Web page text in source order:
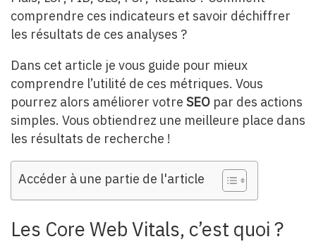
comprendre ces indicateurs et savoir déchiffrer
les résultats de ces analyses ?
Dans cet article je vous guide pour mieux
comprendre l’utilité de ces métriques. Vous
pourrez alors améliorer votre SEO par des actions
simples. Vous obtiendrez une meilleure place dans
les résultats de recherche !
Accéder à une partie de l'article
Les Core Web Vitals, c’est quoi ?